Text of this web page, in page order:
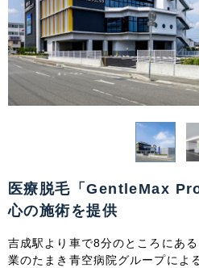
医療脱毛「GentleMax
心の施術を提供
吉成駅より車で8分のところにあ
業のたまき青空病院グループによ
関東
茨城県 栃木県
千葉県 東京都
新潟県 富山県
山梨県 長野県
愛知県